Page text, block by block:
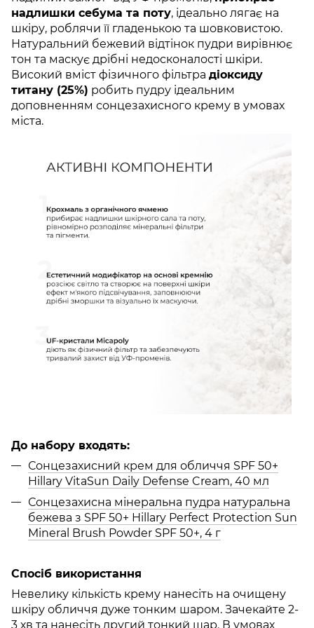
надлишки себума та поту, ідеально лягає на
шкіру, роблячи її гладенькою та шовковистою.
Натуральний бежевий відтінок пудри вирівнює
тон та маскує дрібні недосконалості шкіри.
Високий вміст фізичного фільтра діоксиду
титану (25%) робить пудру ідеальним
доповненням сонцезахисного крему в умовах
міста.
До набору входять:
Сонцезахисний крем для обличчя SPF 50+
Hillary VitaSun Daily Defense Cream, 40 мл
Сонцезахисна мінеральна пудра натуральна
бежева з SPF 50+ Hillary Perfect Protection Sun
Mineral Brush Powder SPF 50+, 4 г
Спосіб використання
Невелику кількість крему нанесіть на очищену
шкіру обличчя дуже тонким шаром. Зачекайте 2-
3 хв та нанесіть другий тонкий шар. В умовах